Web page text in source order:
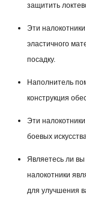
защитить
Эти
эластичного
посадку.
Наполнитель
конструкция
Эти
боевых
Являетесь ли
налокотники
для улучшения